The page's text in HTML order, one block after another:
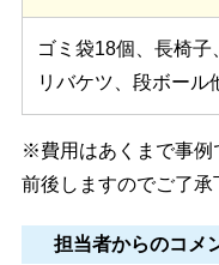
ゴミ袋18個、長椅
リバケツ、段ボール
※費用はあくまで事例
前後しますのでご了承
担当者からのコメ